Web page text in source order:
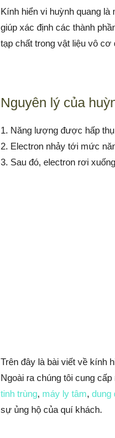
Kính hiển vi huỳnh quang
giúp xác định các thành
tạp chất trong vật liệu vô
Nguyên lý của
1. Năng lượng được hấp
2. Electron nhảy tới mức
3. Sau đó, electron rơi
Trên đây là bài viết về kính
Ngoài ra chúng tôi cung
tinh trùng, máy ly tâm, dung
sự ủng hộ của quí khách.